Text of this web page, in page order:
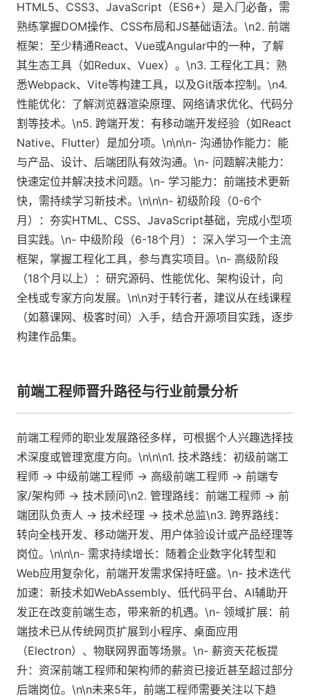
HTML5、CSS3、JavaScript（ES6+）是入门必备，需
熟练掌握DOM操作、CSS布局和JS基础语法。\n2. 前端
框架：至少精通React、Vue或Angular中的一种，了解
其生态工具（如Redux、Vuex）。\n3. 工程化工具：熟
悉Webpack、Vite等构建工具，以及Git版本控制。\n4.
性能优化：了解浏览器渲染原理、网络请求优化、代码分
割等技术。\n5. 跨端开发：有移动端开发经验（如React
Native、Flutter）是加分项。\n\n\n- 沟通协作能力：能
与产品、设计、后端团队有效沟通。\n- 问题解决能力：
快速定位并解决技术问题。\n- 学习能力：前端技术更新
快，需持续学习新技术。\n\n\n- 初级阶段（0-6个
月）：夯实HTML、CSS、JavaScript基础，完成小型项
目实践。\n- 中级阶段（6-18个月）：深入学习一个主流
框架，掌握工程化工具，参与真实项目。\n- 高级阶段
（18个月以上）：研究源码、性能优化、架构设计，向
全栈或专家方向发展。\n\n对于转行者，建议从在线课程
（如慕课网、极客时间）入手，结合开源项目实践，逐步
构建作品集。
前端工程师晋升路径与行业前景分析
前端工程师的职业发展路径多样，可根据个人兴趣选择技
术深度或管理宽度方向。\n\n\n1. 技术路线：初级前端工
程师 → 中级前端工程师 → 高级前端工程师 → 前端专
家/架构师 → 技术顾问\n2. 管理路线：前端工程师 → 前
端团队负责人 → 技术经理 → 技术总监\n3. 跨界路线：
转向全栈开发、移动端开发、用户体验设计或产品经理等
岗位。\n\n\n- 需求持续增长：随着企业数字化转型和
Web应用复杂化，前端开发需求保持旺盛。\n- 技术迭代
加速：新技术如WebAssembly、低代码平台、AI辅助开
发正在改变前端生态，带来新的机遇。\n- 领域扩展：前
端技术已从传统网页扩展到小程序、桌面应用
（Electron）、物联网界面等场景。\n- 薪资天花板提
升：资深前端工程师和架构师的薪资已接近甚至超过部分
后端岗位。\n\n未来5年，前端工程师需要关注以下趋